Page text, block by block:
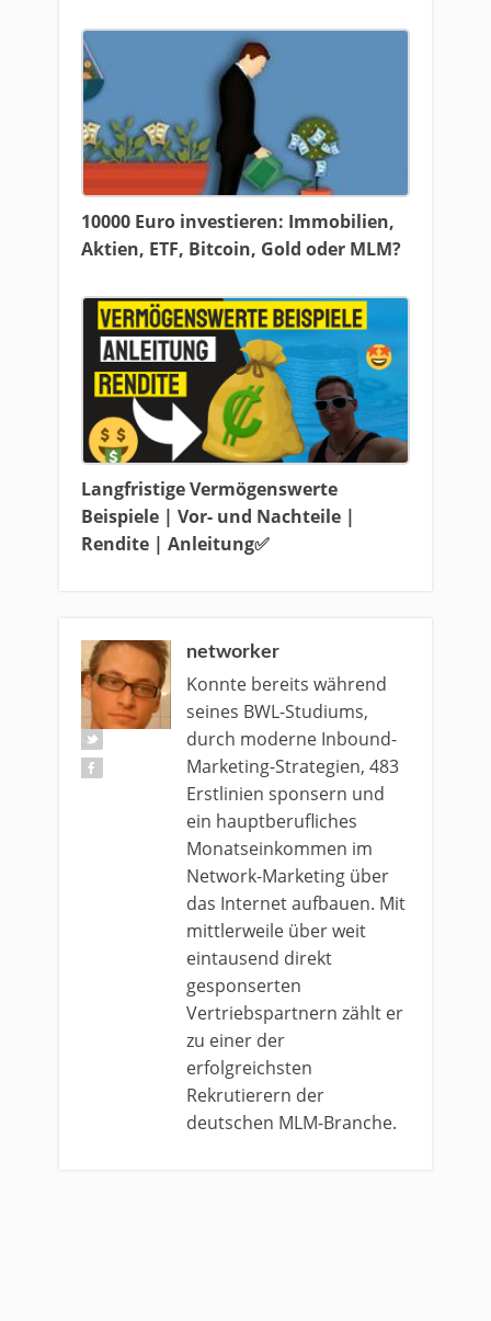
10000 Euro investieren: Immobilien,
Aktien, ETF, Bitcoin, Gold oder MLM?
Langfristige Vermögenswerte
Beispiele | Vor- und Nachteile |
Rendite | Anleitung✅
networker
Konnte bereits während
seines BWL-Studiums,
durch moderne Inbound-
Marketing-Strategien, 483
Erstlinien sponsern und
ein hauptberufliches
Monatseinkommen im
Network-Marketing über
das Internet aufbauen. Mit
mittlerweile über weit
eintausend direkt
gesponserten
Vertriebspartnern zählt er
zu einer der
erfolgreichsten
Rekrutierern der
deutschen MLM-Branche.